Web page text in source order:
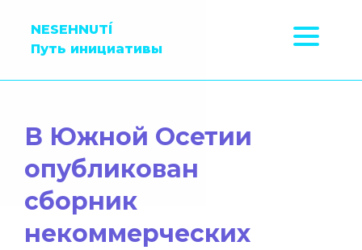
NESEHNUTÍ
Путь инициативы
В Южной Осетии
опубликован
сборник
некоммерческих